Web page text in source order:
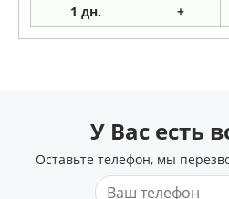
1 дн. +
У Вас есть
Оставьте телефон, мы